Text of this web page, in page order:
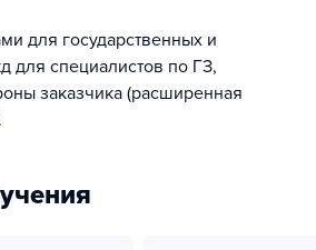
для государственных и
для специалистов по ГЗ,
заказчика (расширенная